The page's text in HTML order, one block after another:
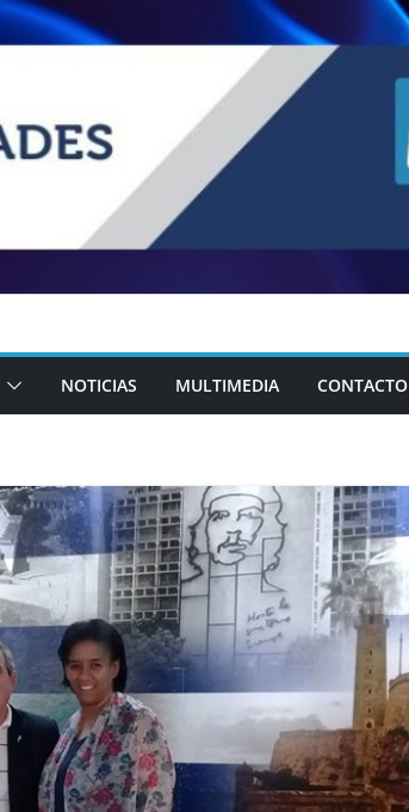
NOTICIAS MULTIMEDIA CONTACTO